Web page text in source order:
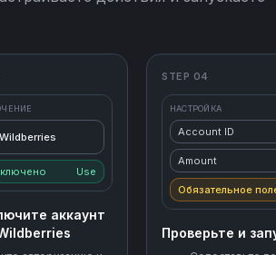
Wildberries
Use
аккаунт
STEP 04
НАСТРОЙКА
Account ID
Amount
Обязательное
Проверьте и